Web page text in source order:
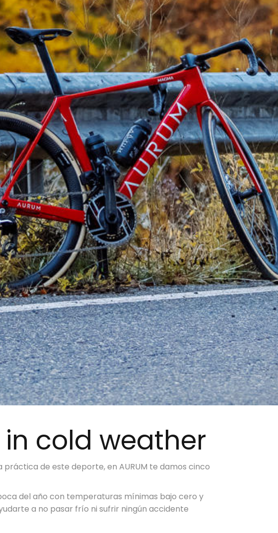
cold weather
de este deporte, en AURUM te damos cinco
del año con temperaturas mínimas bajo cero y
a no pasar frío ni sufrir ningún accidente